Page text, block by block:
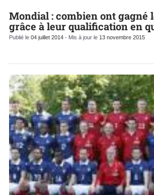
Mondial : combien ont gagné
grâce à leur qualification en
Publié le 04 juillet 2014 - Mis à jour le 13 novembre 2015